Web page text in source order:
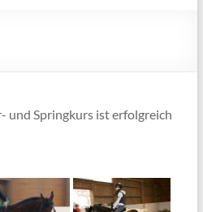
und Springkurs ist erfolgreich